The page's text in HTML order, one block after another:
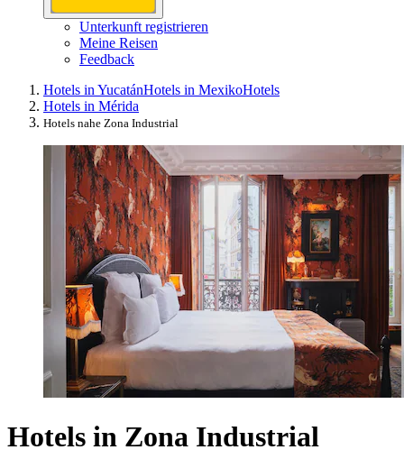
Unterkunft registrieren
Meine Reisen
Feedback
Hotels in YucatánHotels in MexikoHotels
Hotels in Mérida
Hotels nahe Zona Industrial
Hotels in Zona Industrial